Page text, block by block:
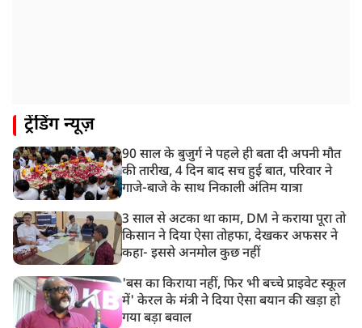
ट्रेंडिंग न्यूज़
90 साल के बुजुर्ग ने पहले ही बता दी अपनी मौत
की तारीख, 4 दिन बाद सच हुई बात, परिवार ने
गाजे-बाजे के साथ निकाली अंतिम यात्रा
3 साल से अटका था काम, DM ने कराया पूरा तो
किसान ने दिया ऐसा तोहफा, देखकर अफसर ने
कहा- इससे अनमोल कुछ नहीं
'बस का किराया नहीं, फिर भी बच्चे प्राइवेट स्कूल
में' केरल के मंत्री ने दिया ऐसा बयान की खड़ा हो
गया बड़ा बवाल